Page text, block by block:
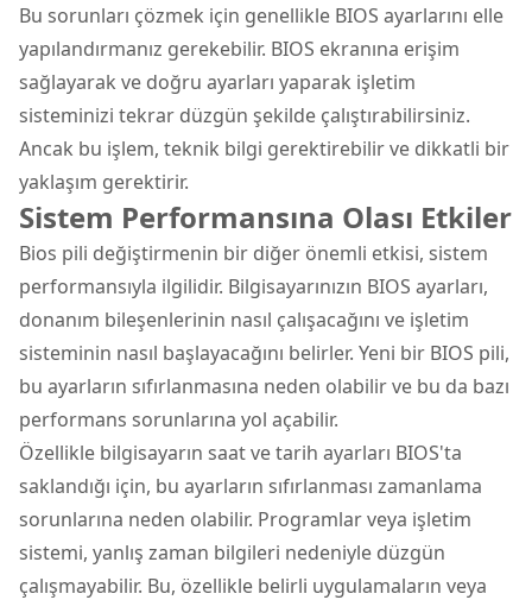
Bu sorunları çözmek için genellikle BIOS ayarlarını elle
yapılandırmanız gerekebilir. BIOS ekranına erişim
sağlayarak ve doğru ayarları yaparak işletim
sisteminizi tekrar düzgün şekilde çalıştırabilirsiniz.
Ancak bu işlem, teknik bilgi gerektirebilir ve dikkatli bir
yaklaşım gerektirir.
Sistem Performansına Olası Etkiler
Bios pili değiştirmenin bir diğer önemli etkisi, sistem
performansıyla ilgilidir. Bilgisayarınızın BIOS ayarları,
donanım bileşenlerinin nasıl çalışacağını ve işletim
sisteminin nasıl başlayacağını belirler. Yeni bir BIOS pili,
bu ayarların sıfırlanmasına neden olabilir ve bu da bazı
performans sorunlarına yol açabilir.
Özellikle bilgisayarın saat ve tarih ayarları BIOS'ta
saklandığı için, bu ayarların sıfırlanması zamanlama
sorunlarına neden olabilir. Programlar veya işletim
sistemi, yanlış zaman bilgileri nedeniyle düzgün
çalışmayabilir. Bu, özellikle belirli uygulamaların veya